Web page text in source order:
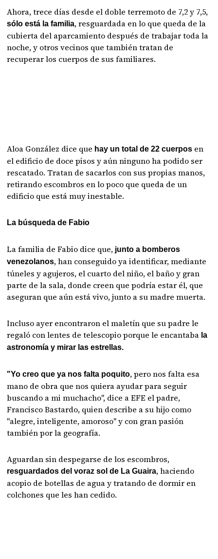
Ahora, trece días desde el doble terremoto de 7,2 y 7,5,
sólo está la familia, resguardada en lo que queda de la
cubierta del aparcamiento después de trabajar toda la
noche, y otros vecinos que también tratan de
recuperar los cuerpos de sus familiares.
Aloa González dice que hay un total de 22 cuerpos en
el edificio de doce pisos y aún ninguno ha podido ser
rescatado. Tratan de sacarlos con sus propias manos,
retirando escombros en lo poco que queda de un
edificio que está muy inestable.
La búsqueda de Fabio
La familia de Fabio dice que, junto a bomberos
venezolanos, han conseguido ya identificar, mediante
túneles y agujeros, el cuarto del niño, el baño y gran
parte de la sala, donde creen que podría estar él, que
aseguran que aún está vivo, junto a su madre muerta.
Incluso ayer encontraron el maletín que su padre le
regaló con lentes de telescopio porque le encantaba la
astronomía y mirar las estrellas.
"Yo creo que ya nos falta poquito, pero nos falta esa
mano de obra que nos quiera ayudar para seguir
buscando a mi muchacho", dice a EFE el padre,
Francisco Bastardo, quien describe a su hijo como
"alegre, inteligente, amoroso" y con gran pasión
también por la geografía.
Aguardan sin despegarse de los escombros,
resguardados del voraz sol de La Guaira, haciendo
acopio de botellas de agua y tratando de dormir en
colchones que les han cedido.